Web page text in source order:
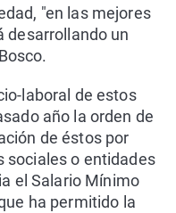
"en las mejores
desarrollando un
laboral de estos
año la orden de
de éstos por
sociales o entidades
el Salario Mínimo
ha permitido la